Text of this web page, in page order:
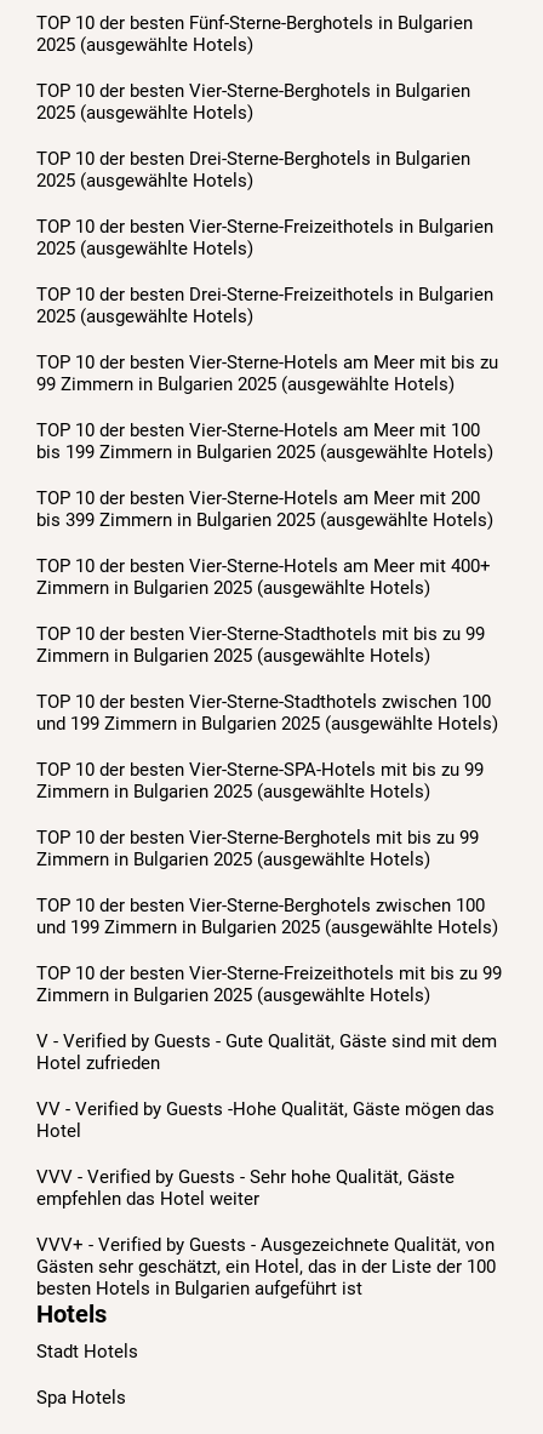
TOP 10 der besten Fünf-Sterne-Berghotels in Bulgarien
2025 (ausgewählte Hotels)
TOP 10 der besten Vier-Sterne-Berghotels in Bulgarien
2025 (ausgewählte Hotels)
TOP 10 der besten Drei-Sterne-Berghotels in Bulgarien
2025 (ausgewählte Hotels)
TOP 10 der besten Vier-Sterne-Freizeithotels in Bulgarien
2025 (ausgewählte Hotels)
TOP 10 der besten Drei-Sterne-Freizeithotels in Bulgarien
2025 (ausgewählte Hotels)
TOP 10 der besten Vier-Sterne-Hotels am Meer mit bis zu
99 Zimmern in Bulgarien 2025 (ausgewählte Hotels)
TOP 10 der besten Vier-Sterne-Hotels am Meer mit 100
bis 199 Zimmern in Bulgarien 2025 (ausgewählte Hotels)
TOP 10 der besten Vier-Sterne-Hotels am Meer mit 200
bis 399 Zimmern in Bulgarien 2025 (ausgewählte Hotels)
TOP 10 der besten Vier-Sterne-Hotels am Meer mit 400+
Zimmern in Bulgarien 2025 (ausgewählte Hotels)
TOP 10 der besten Vier-Sterne-Stadthotels mit bis zu 99
Zimmern in Bulgarien 2025 (ausgewählte Hotels)
TOP 10 der besten Vier-Sterne-Stadthotels zwischen 100
und 199 Zimmern in Bulgarien 2025 (ausgewählte Hotels)
TOP 10 der besten Vier-Sterne-SPA-Hotels mit bis zu 99
Zimmern in Bulgarien 2025 (ausgewählte Hotels)
TOP 10 der besten Vier-Sterne-Berghotels mit bis zu 99
Zimmern in Bulgarien 2025 (ausgewählte Hotels)
TOP 10 der besten Vier-Sterne-Berghotels zwischen 100
und 199 Zimmern in Bulgarien 2025 (ausgewählte Hotels)
TOP 10 der besten Vier-Sterne-Freizeithotels mit bis zu 99
Zimmern in Bulgarien 2025 (ausgewählte Hotels)
V - Verified by Guests - Gute Qualität, Gäste sind mit dem
Hotel zufrieden
VV - Verified by Guests -Hohe Qualität, Gäste mögen das
Hotel
VVV - Verified by Guests - Sehr hohe Qualität, Gäste
empfehlen das Hotel weiter
VVV+ - Verified by Guests - Ausgezeichnete Qualität, von
Gästen sehr geschätzt, ein Hotel, das in der Liste der 100
besten Hotels in Bulgarien aufgeführt ist
Hotels
Stadt Hotels
Spa Hotels